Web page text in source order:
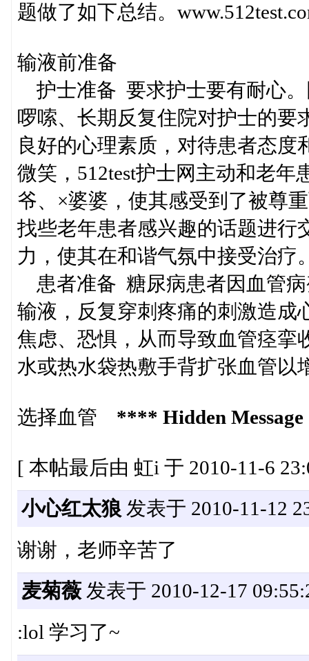
题做了如下总结。
输液前准备
护士准备 要求护士要有耐心
啰嗦、长期反复住院对护士的要
良好的心理素质，对待患者态
微笑，512test护士网主动和老
爷、×婆婆，使其感受到了被尊
找些老年患者感兴趣的话题进行
力，使其在和谐气氛中接受治疗
患者准备 糖尿病患者因血管
输液，反复穿刺疼痛的刺激造成
焦虑、恐惧，从而导致血管痉挛
水或热水袋热敷手背扩张血管以
选择血管 **** Hidden
[ 本帖最后由 虹i 于 2010-11-6
小心红太狼 发表于 2010-11-12
谢谢，老师辛苦了
麦菊薇发表于 2010-12-17
:lol 学习了~